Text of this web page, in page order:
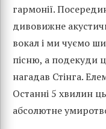
гармонії.
дивовижне
вокал і ми чуємо
пісню, а подекуди
нагадав Стінга.
Останні 5 хвилин
абсолютне